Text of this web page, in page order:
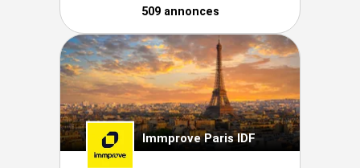
509 annonces
Immprove Paris IDF